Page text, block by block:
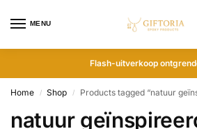
MENU
Flash-uitverkoop
Home / Shop / Products tagged “natuur
natuur